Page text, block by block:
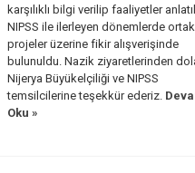
karşılıklı bilgi verilip faaliyetler
NIPSS ile ilerleyen dönemlerde ortak
projeler üzerine fikir alışverişinde
bulunuldu. Nazik ziyaretlerinden
Nijerya Büyükelçiliği ve NIPSS
temsilcilerine teşekkür ederiz.
Oku »